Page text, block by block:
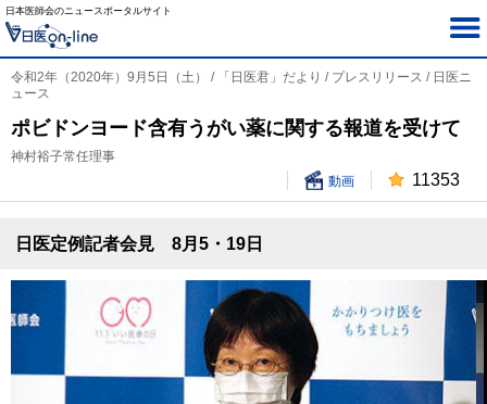
日本医師会のニュースポータルサイト
令和2年（2020年）9月5日（土） / 「日医君」だより / プレスリリース / 日医ニ
ュース
ポビドンヨード含有うがい薬に関する報道を受けて
神村裕子常任理事
動画
11353
日医定例記者会見 8月5・19日